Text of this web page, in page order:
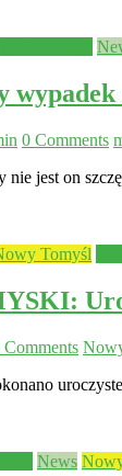
0 Comments
nie jest on
Tomyśl
Comments
News